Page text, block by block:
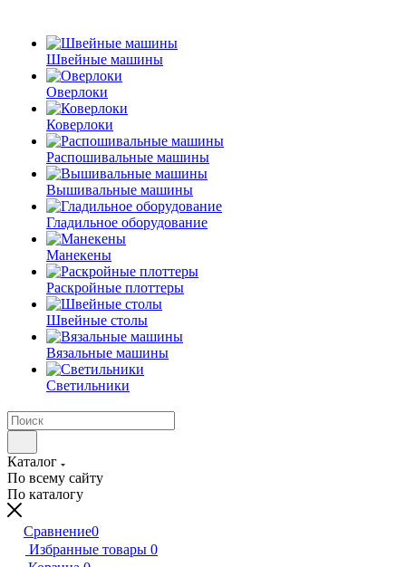
Швейные машины
Оверлоки
Коверлоки
Распошивальные машины
Вышивальные машины
Гладильное оборудование
Манекены
Раскройные плоттеры
Швейные столы
Вязальные машины
Светильники
Каталог
По всему сайту
По каталогу
Сравнение0
Избранные товары 0